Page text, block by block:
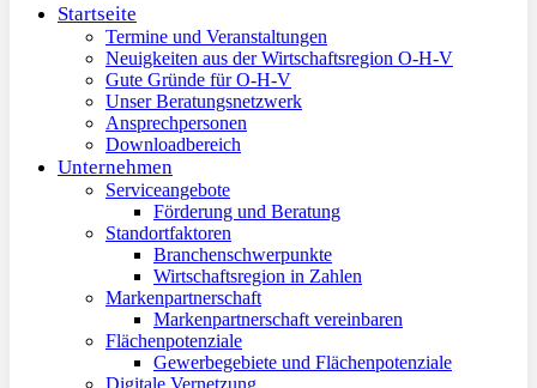
Startseite
Termine und Veranstaltungen
Neuigkeiten aus der Wirtschaftsregion O-H-V
Gute Gründe für O-H-V
Unser Beratungsnetzwerk
Ansprechpersonen
Downloadbereich
Unternehmen
Serviceangebote
Förderung und Beratung
Standortfaktoren
Branchenschwerpunkte
Wirtschaftsregion in Zahlen
Markenpartnerschaft
Markenpartnerschaft vereinbaren
Flächenpotenziale
Gewerbegebiete und Flächenpotenziale
Digitale Vernetzung